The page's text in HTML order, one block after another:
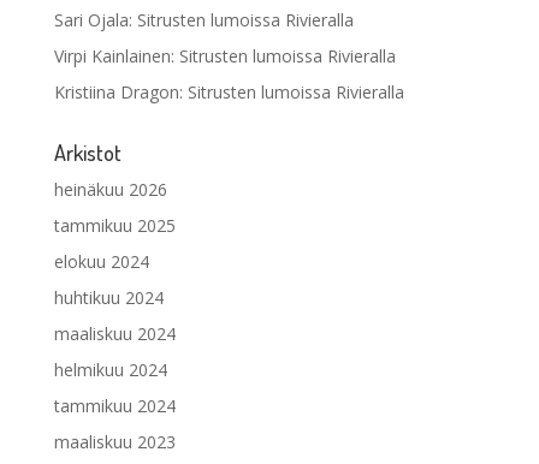
Sari Ojala: Sitrusten lumoissa Rivieralla
Virpi Kainlainen: Sitrusten lumoissa Rivieralla
Kristiina Dragon: Sitrusten lumoissa Rivieralla
Arkistot
heinäkuu 2026
tammikuu 2025
elokuu 2024
huhtikuu 2024
maaliskuu 2024
helmikuu 2024
tammikuu 2024
maaliskuu 2023